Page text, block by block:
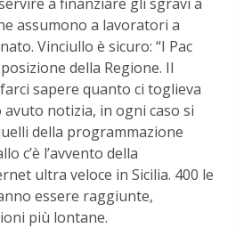
assumono a lavoratori a
Vinciullo è sicuro: “I Pac
della Regione. Il
sapere quanto ci toglieva
notizia, in ogni caso si
della programmazione
c’è l’avvento della
ultra veloce in Sicilia. 400 le
essere raggiunte,
più lontane.